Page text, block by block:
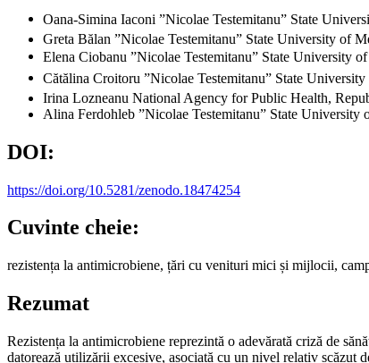
Oana-Simina Iaconi ”Nicolae Testemitanu” State
Greta Bălan ”Nicolae Testemitanu” State University of
Elena Ciobanu ”Nicolae Testemitanu” State University
Cătălina Croitoru ”Nicolae Testemitanu” State
Irina Lozneanu National Agency for Public Health,
Alina Ferdohleb ”Nicolae Testemitanu” State
DOI:
https://doi.org/10.5281/zenodo.18474254
Cuvinte cheie:
rezistența la antimicrobiene, țări cu venituri mici și mijlocii,
Rezumat
Rezistența la antimicrobiene reprezintă o adevărată criză de
datorează utilizării excesive, asociată cu un nivel relativ scăzut